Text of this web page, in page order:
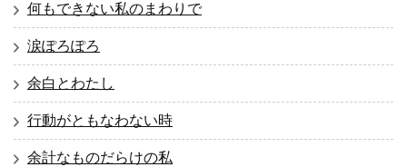
何もできない私のまわりで
涙ぽろぽろ
余白とわたし
行動がともなわない時
余計なものだらけの私